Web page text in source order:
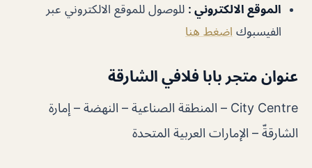
الموقع الالكتروني : للوصول للموقع الالكتروني عبر
الفيسبوك اضغط هنا
عنوان متجر بابا فلافي الشارقة
City Centre – المنطقة الصناعية – النهضة – إمارة
الشارقةّ – الإمارات العربية المتحدة